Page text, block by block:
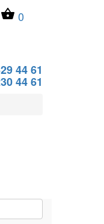
0
44 61
44 61